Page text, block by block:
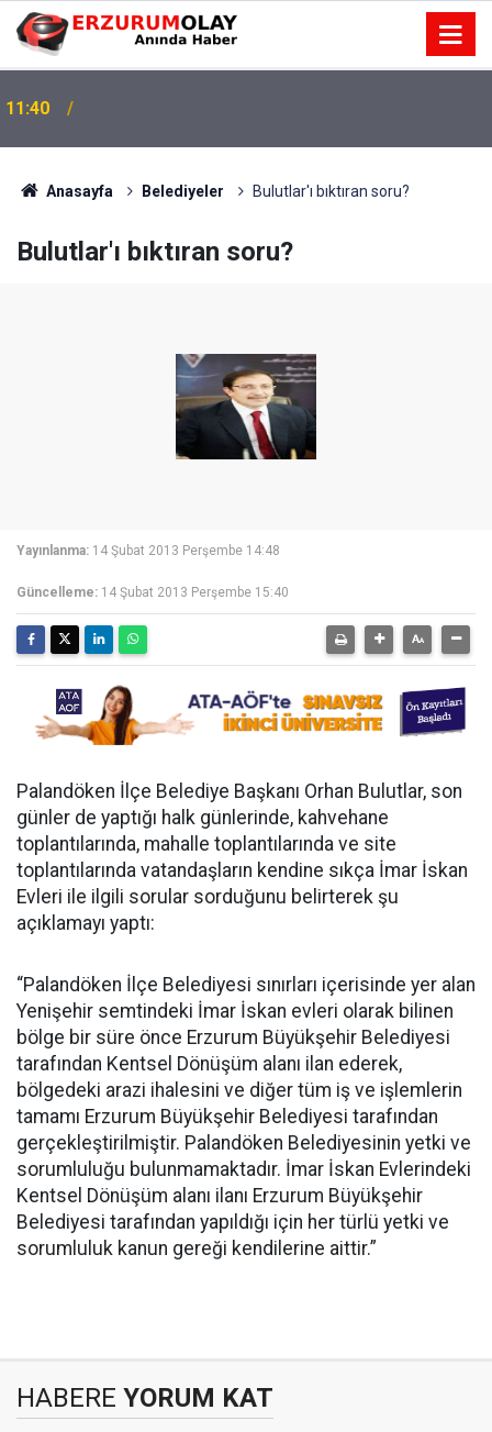
11:40
Anasayfa Belediyeler Bulutlar'ı bıktıran soru?
Bulutlar'ı bıktıran soru?
Yayınlanma: 14 Şubat 2013 Perşembe 14:48
Güncelleme: 14 Şubat 2013 Perşembe 15:40
Palandöken İlçe Belediye Başkanı Orhan Bulutlar, son
günler de yaptığı halk günlerinde, kahvehane
toplantılarında, mahalle toplantılarında ve site
toplantılarında vatandaşların kendine sıkça İmar İskan
Evleri ile ilgili sorular sorduğunu belirterek şu
açıklamayı yaptı:
“Palandöken İlçe Belediyesi sınırları içerisinde yer alan
Yenişehir semtindeki İmar İskan evleri olarak bilinen
bölge bir süre önce Erzurum Büyükşehir Belediyesi
tarafından Kentsel Dönüşüm alanı ilan ederek,
bölgedeki arazi ihalesini ve diğer tüm iş ve işlemlerin
tamamı Erzurum Büyükşehir Belediyesi tarafından
gerçekleştirilmiştir. Palandöken Belediyesinin yetki ve
sorumluluğu bulunmamaktadır. İmar İskan Evlerindeki
Kentsel Dönüşüm alanı ilanı Erzurum Büyükşehir
Belediyesi tarafından yapıldığı için her türlü yetki ve
sorumluluk kanun gereği kendilerine aittir.”
HABERE YORUM KAT